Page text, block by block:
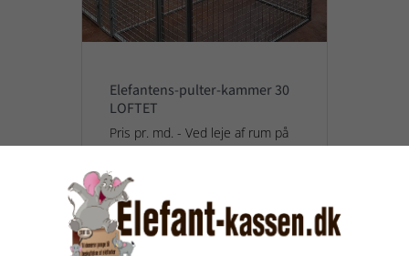
Elefantens-pulter-kammer 30
LOFTET
Pris pr. md. - Ved leje af rum på
prisen 100,- pr måned
200,00 kr.